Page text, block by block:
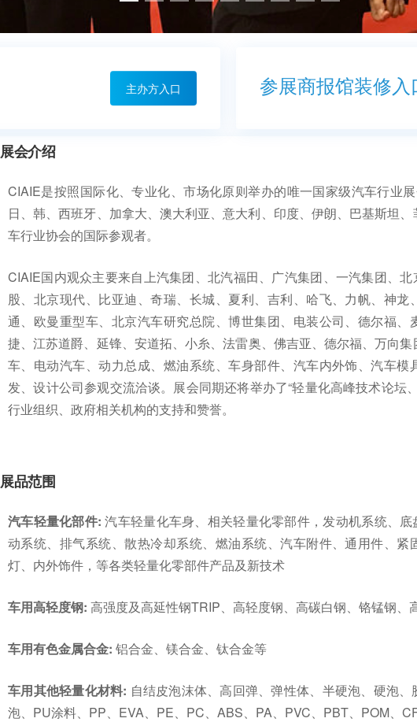
主办方入口 参展商报馆装修入
展会介绍
CIAIE是按照国际化、专业化、市场化原则举办的唯一国家级汽车行业
日、韩、西班牙、加拿大、澳大利亚、意大利、印度、伊朗、巴基斯坦
车行业协会的国际参观者。
CIAIE国内观众主要来自上汽集团、北汽福田、广汽集团、一汽集团、
股、北京现代、比亚迪、奇瑞、长城、夏利、吉利、哈飞、力帆、神
通、欧曼重型车、北京汽车研究总院、博世集团、电装公司、德尔福
捷、江苏道爵、延锋、安道拓、小糸、法雷奥、佛吉亚、德尔福、万向
车、电动汽车、动力总成、燃油系统、车身部件、汽车内外饰、汽车
发、设计公司参观交流洽谈。展会同期还将举办了“轻量化高峰技术论坛
行业组织、政府相关机构的支持和赞誉。
展品范围
汽车轻量化部件: 汽车轻量化车身、相关轻量化零部件，发动机系统、
动系统、排气系统、散热冷却系统、燃油系统、汽车附件、通用件、
灯、内外饰件，等各类轻量化零部件产品及新技术
车用高轻度钢: 高强度及高延性钢TRIP、高轻度钢、高碳白钢、铬锰钢、
车用有色金属合金: 铝合金、镁合金、钛合金等
车用其他轻量化材料: 自结皮泡沫体、高回弹、弹性体、半硬泡、硬泡
泡、PU涂料、PP、EVA、PE、PC、ABS、PA、PVC、PBT、POM、